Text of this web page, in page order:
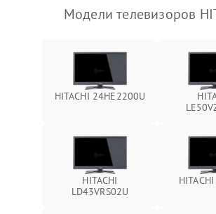
Модели телевизоров
HITACHI 24HE2200U
HITACHI
LD43VRS02U